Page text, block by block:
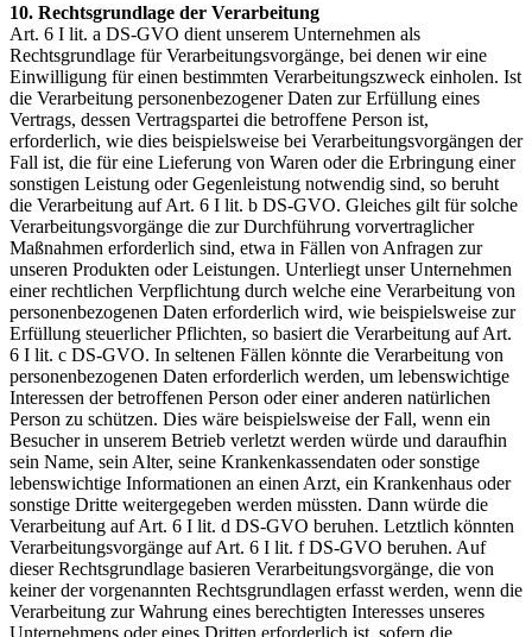
10. Rechtsgrundlage der Verarbeitung
Art. 6 I lit. a DS-GVO dient unserem Unternehmen als
Rechtsgrundlage für Verarbeitungsvorgänge, bei denen wir eine
Einwilligung für einen bestimmten Verarbeitungszweck einholen. Ist
die Verarbeitung personenbezogener Daten zur Erfüllung eines
Vertrags, dessen Vertragspartei die betroffene Person ist,
erforderlich, wie dies beispielsweise bei Verarbeitungsvorgängen der
Fall ist, die für eine Lieferung von Waren oder die Erbringung einer
sonstigen Leistung oder Gegenleistung notwendig sind, so beruht
die Verarbeitung auf Art. 6 I lit. b DS-GVO. Gleiches gilt für solche
Verarbeitungsvorgänge die zur Durchführung vorvertraglicher
Maßnahmen erforderlich sind, etwa in Fällen von Anfragen zur
unseren Produkten oder Leistungen. Unterliegt unser Unternehmen
einer rechtlichen Verpflichtung durch welche eine Verarbeitung von
personenbezogenen Daten erforderlich wird, wie beispielsweise zur
Erfüllung steuerlicher Pflichten, so basiert die Verarbeitung auf Art.
6 I lit. c DS-GVO. In seltenen Fällen könnte die Verarbeitung von
personenbezogenen Daten erforderlich werden, um lebenswichtige
Interessen der betroffenen Person oder einer anderen natürlichen
Person zu schützen. Dies wäre beispielsweise der Fall, wenn ein
Besucher in unserem Betrieb verletzt werden würde und daraufhin
sein Name, sein Alter, seine Krankenkassendaten oder sonstige
lebenswichtige Informationen an einen Arzt, ein Krankenhaus oder
sonstige Dritte weitergegeben werden müssten. Dann würde die
Verarbeitung auf Art. 6 I lit. d DS-GVO beruhen. Letztlich könnten
Verarbeitungsvorgänge auf Art. 6 I lit. f DS-GVO beruhen. Auf
dieser Rechtsgrundlage basieren Verarbeitungsvorgänge, die von
keiner der vorgenannten Rechtsgrundlagen erfasst werden, wenn die
Verarbeitung zur Wahrung eines berechtigten Interesses unseres
Unternehmens oder eines Dritten erforderlich ist, sofern die